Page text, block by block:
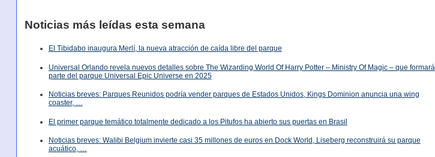
Noticias más leídas esta semana
El Tibidabo inaugura Merlí, la nueva atracción de caída libre del parque
Universal Orlando revela nuevos detalles sobre The Wizarding World Of Harry Potter – Ministry Of Magic – que formará
parte del parque Universal Epic Universe en 2025
Noticias breves: Parques Reunidos podría vender parques de Estados Unidos, Kings Dominion anuncia una wing
coaster, …
El primer parque temático totalmente dedicado a los Pitufos ha abierto sus puertas en Brasil
Noticias breves: Walibi Belgium invierte casi 35 millones de euros en Dock World, Liseberg reconstruirá su parque
acuático, …